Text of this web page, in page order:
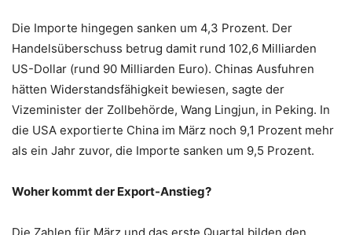
Die Importe hingegen sanken um 4,3 Prozent. Der
Handelsüberschuss betrug damit rund 102,6 Milliarden
US-Dollar (rund 90 Milliarden Euro). Chinas Ausfuhren
hätten Widerstandsfähigkeit bewiesen, sagte der
Vizeminister der Zollbehörde, Wang Lingjun, in Peking. In
die USA exportierte China im März noch 9,1 Prozent mehr
als ein Jahr zuvor, die Importe sanken um 9,5 Prozent.
Woher kommt der Export-Anstieg?
Die Zahlen für März und das erste Quartal bilden den